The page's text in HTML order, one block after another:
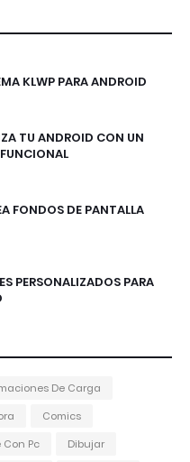
KLWP PARA ANDROID
TU ANDROID CON UN
FONDOS DE PANTALLA
PERSONALIZADOS PARA
De Carga
Comics
Pc
Dibujar